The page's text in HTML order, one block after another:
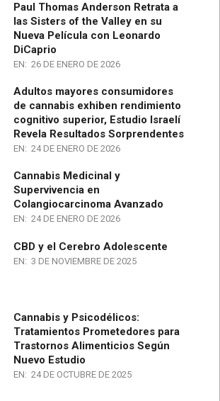
Paul Thomas Anderson Retrata a
las Sisters of the Valley en su
Nueva Película con Leonardo
DiCaprio
EN: 26 DE ENERO DE 2026
Adultos mayores consumidores
de cannabis exhiben rendimiento
cognitivo superior, Estudio Israelí
Revela Resultados Sorprendentes
EN: 24 DE ENERO DE 2026
Cannabis Medicinal y
Supervivencia en
Colangiocarcinoma Avanzado
EN: 24 DE ENERO DE 2026
CBD y el Cerebro Adolescente
EN: 3 DE NOVIEMBRE DE 2025
Cannabis y Psicodélicos:
Tratamientos Prometedores para
Trastornos Alimenticios Según
Nuevo Estudio
EN: 24 DE OCTUBRE DE 2025